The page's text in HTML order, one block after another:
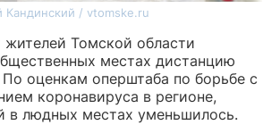
Кандинский / vtomske.ru
жителей Томской области
местах дистанцию
По оценкам оперштаба по борьбе с
коронавируса в регионе,
в людных местах уменьшилось.